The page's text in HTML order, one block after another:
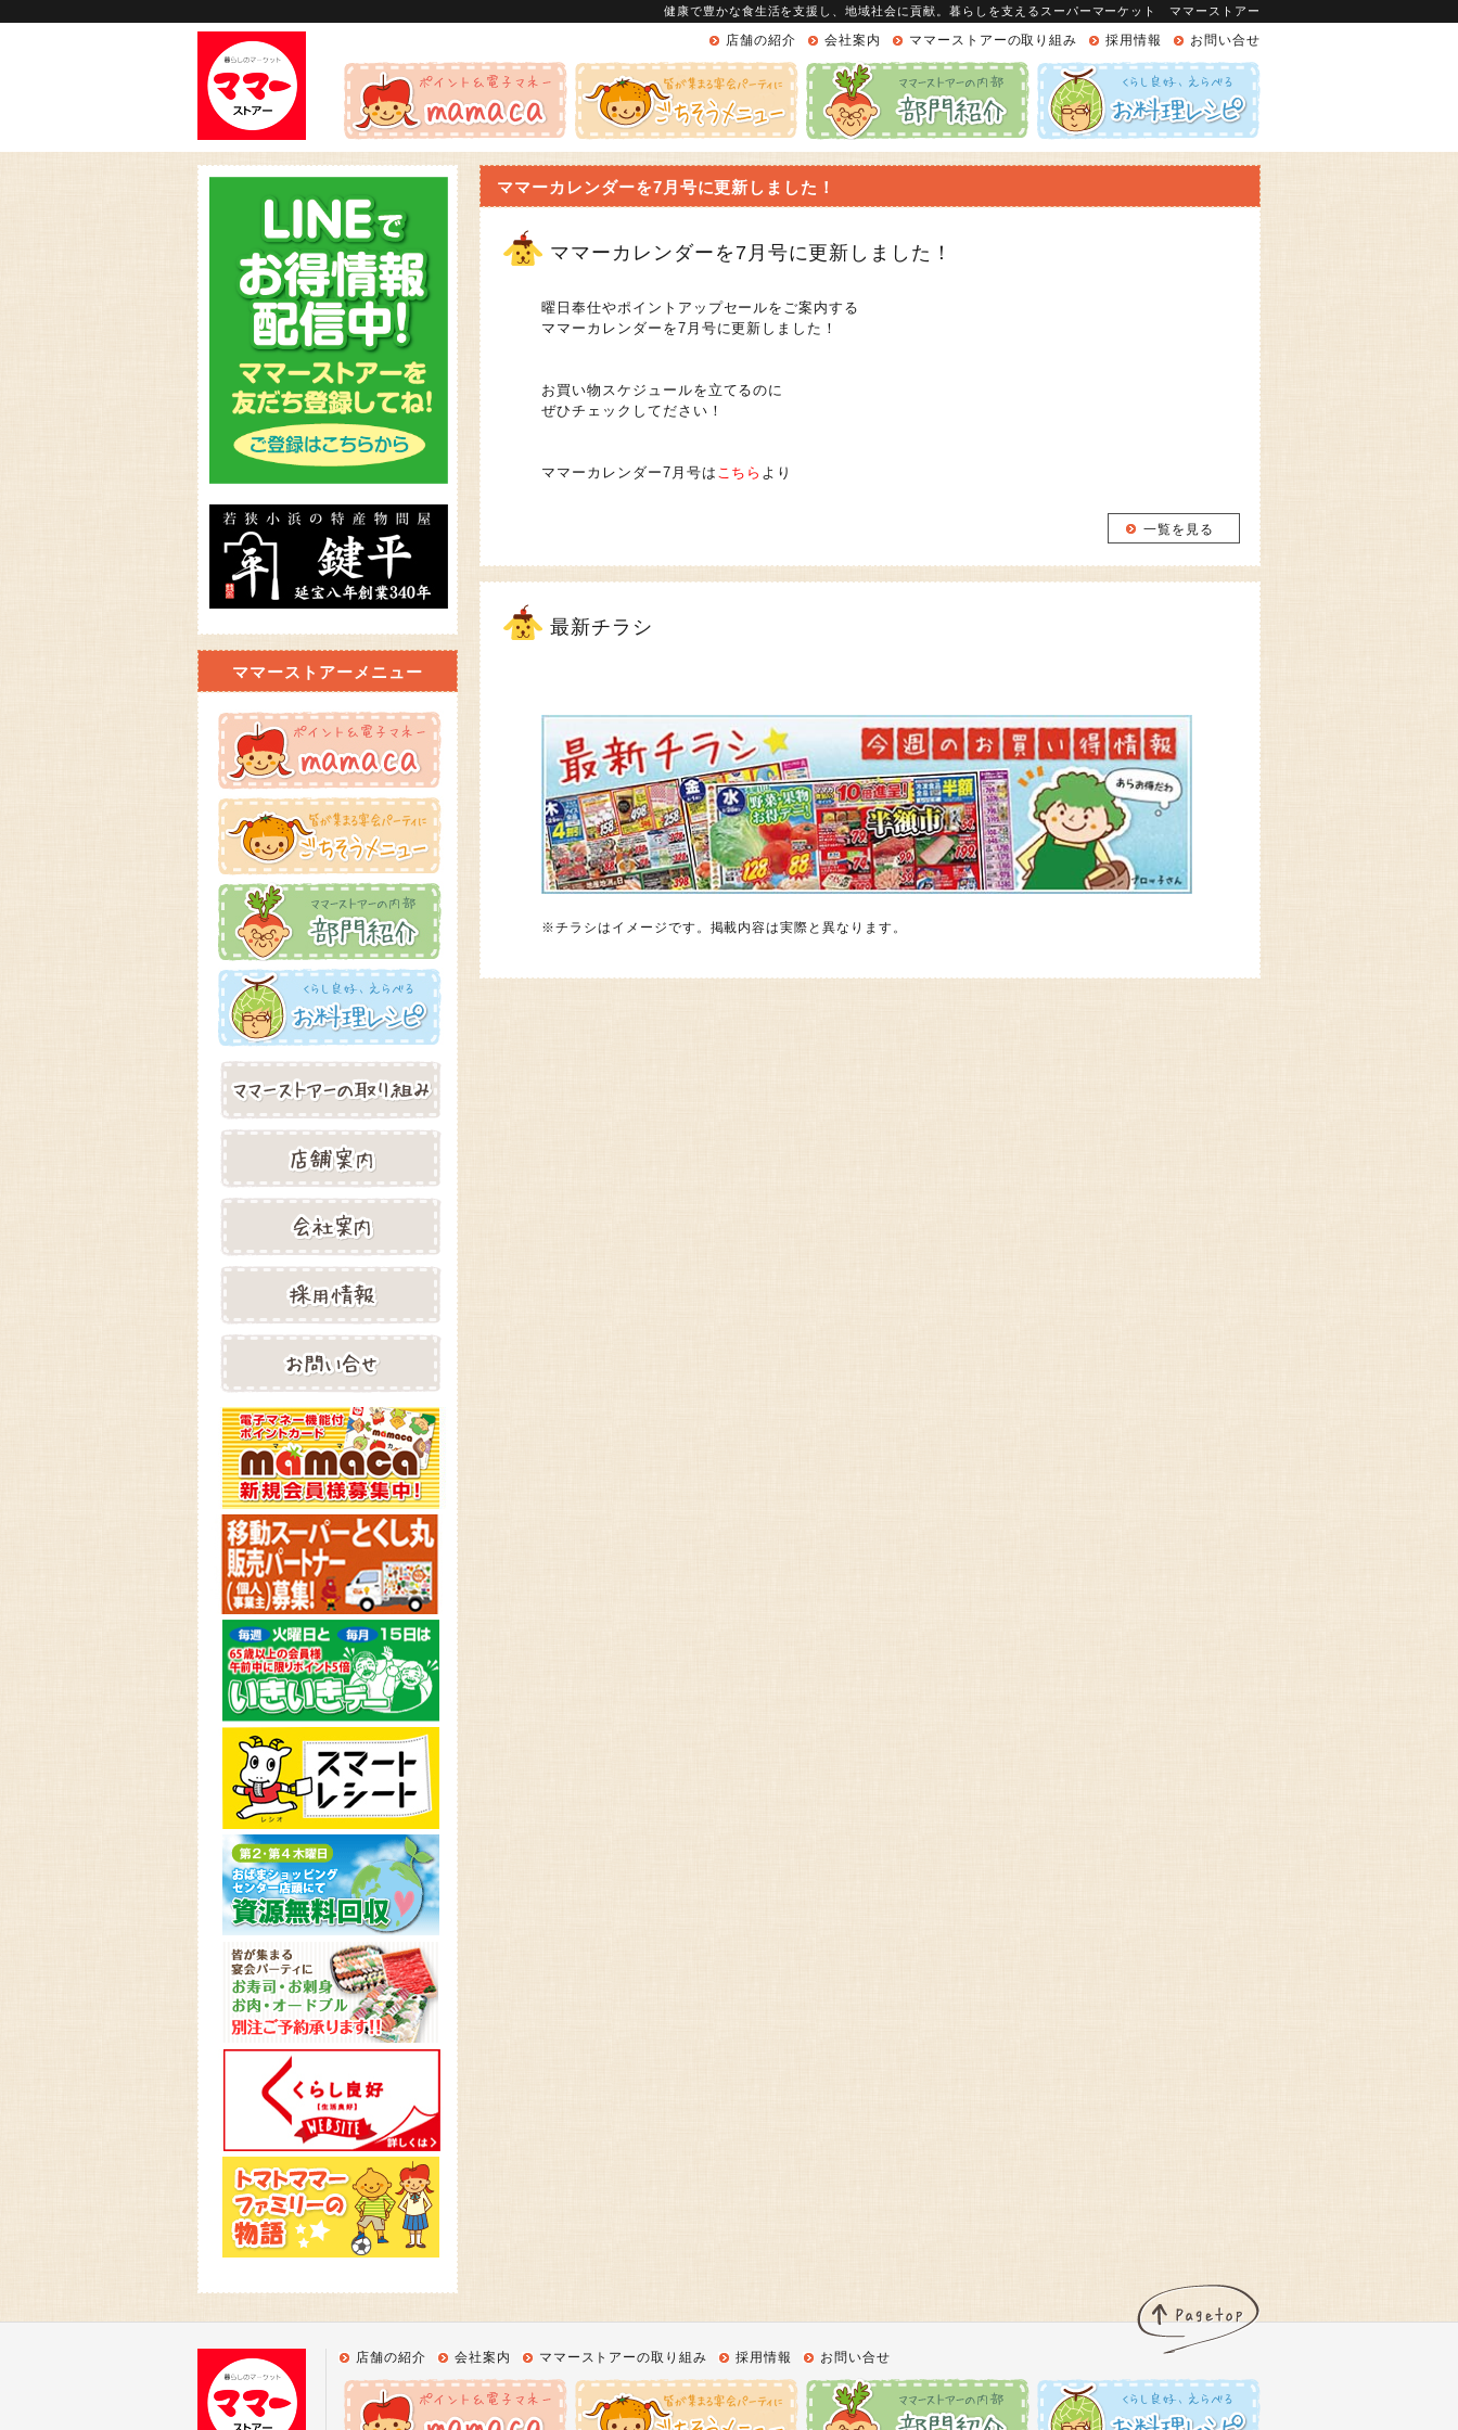
健康で豊かな食生活を支援し、地域社会に貢献。暮らしを支えるスーパーマーケット ママーストアー
店舗の紹介 会社案内 ママーストアーの取り組み 採用情報 お問い合せ
ママーカレンダーを7月号に更新しました！
ママーカレンダーを7月号に更新しました！
曜日奉仕やポイントアップセールをご案内する
ママーカレンダーを7月号に更新しました！
お買い物スケジュールを立てるのに
ぜひチェックしてださい！
ママーカレンダー7月号は こちら より
一覧を見る
最新チラシ
※チラシはイメージです。掲載内容は実際と異なります。
ママーストアーメニュー
店舗の紹介 会社案内 ママーストアーの取り組み 採用情報 お問い合せ